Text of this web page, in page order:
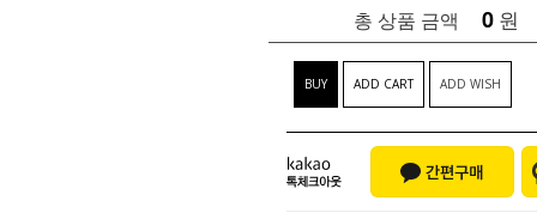
총 상품 금액 0 원
BUY ADD CART ADD WISH